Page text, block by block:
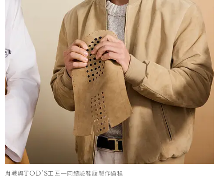
肖戰與TOD’S工匠一同體驗鞋履製作過程